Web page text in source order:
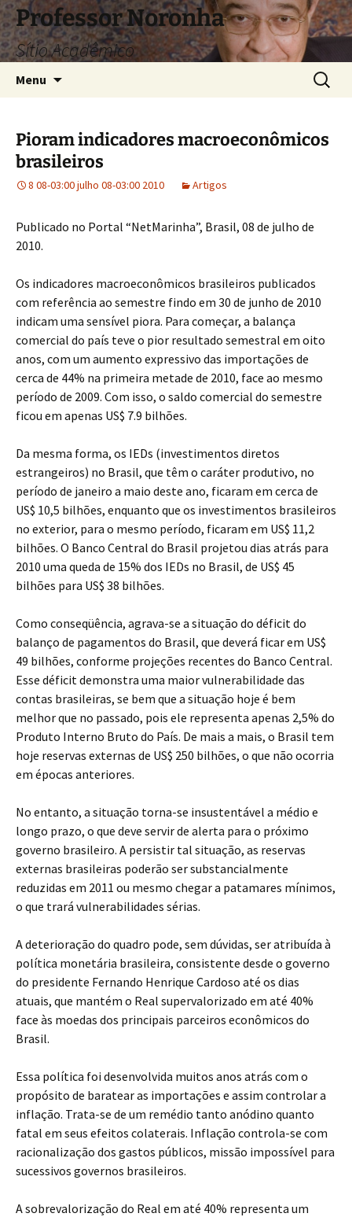
Pular
para
o
conteúdo
Professor Noronha
Sítio Acadêmico
Menu
por:
Pioram indicadores macroeconômicos
brasileiros
8 08-03:00 julho 08-03:00 2010 Artigos
Publicado no Portal “NetMarinha”, Brasil, 08 de julho de
2010.
Os indicadores macroeconômicos brasileiros publicados
com referência ao semestre findo em 30 de junho de 2010
indicam uma sensível piora. Para começar, a balança
comercial do país teve o pior resultado semestral em oito
anos, com um aumento expressivo das importações de
cerca de 44% na primeira metade de 2010, face ao mesmo
período de 2009. Com isso, o saldo comercial do semestre
ficou em apenas US$ 7.9 bilhões.
Da mesma forma, os IEDs (investimentos diretos
estrangeiros) no Brasil, que têm o caráter produtivo, no
período de janeiro a maio deste ano, ficaram em cerca de
US$ 10,5 bilhões, enquanto que os investimentos brasileiros
no exterior, para o mesmo período, ficaram em US$ 11,2
bilhões. O Banco Central do Brasil projetou dias atrás para
2010 uma queda de 15% dos IEDs no Brasil, de US$ 45
bilhões para US$ 38 bilhões.
Como conseqüência, agrava-se a situação do déficit do
balanço de pagamentos do Brasil, que deverá ficar em US$
49 bilhões, conforme projeções recentes do Banco Central.
Esse déficit demonstra uma maior vulnerabilidade das
contas brasileiras, se bem que a situação hoje é bem
melhor que no passado, pois ele representa apenas 2,5% do
Produto Interno Bruto do País. De mais a mais, o Brasil tem
hoje reservas externas de US$ 250 bilhões, o que não ocorria
em épocas anteriores.
No entanto, a situação torna-se insustentável a médio e
longo prazo, o que deve servir de alerta para o próximo
governo brasileiro. A persistir tal situação, as reservas
externas brasileiras poderão ser substancialmente
reduzidas em 2011 ou mesmo chegar a patamares mínimos,
o que trará vulnerabilidades sérias.
A deterioração do quadro pode, sem dúvidas, ser atribuída à
política monetária brasileira, consistente desde o governo
do presidente Fernando Henrique Cardoso até os dias
atuais, que mantém o Real supervalorizado em até 40%
face às moedas dos principais parceiros econômicos do
Brasil.
Essa política foi desenvolvida muitos anos atrás com o
propósito de baratear as importações e assim controlar a
inflação. Trata-se de um remédio tanto anódino quanto
fatal em seus efeitos colaterais. Inflação controla-se com
racionalização dos gastos públicos, missão impossível para
sucessivos governos brasileiros.
A sobrevalorização do Real em até 40% representa um